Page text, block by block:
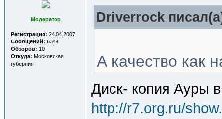
Модератор
Регистрация: 24.04.2007
Сообщений: 6349
Обзоров: 10
Откуда: Московская
губерния
Driverrock
А качество как
Диск- копия Ауры
http://r7.org.ru/